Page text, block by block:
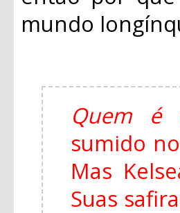
mundo
Quem é
sumido
Mas
Suas